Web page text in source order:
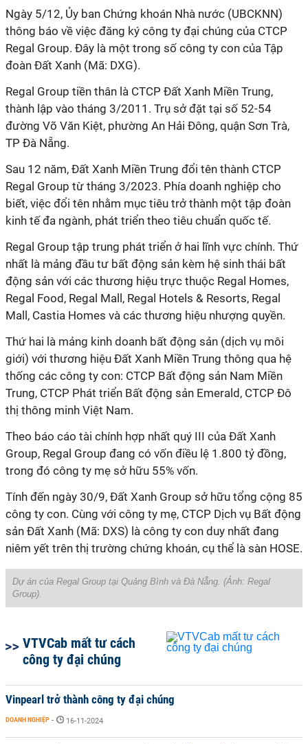
Ngày 5/12, Ủy ban Chứng khoán Nhà nước (UBCKNN)
thông báo về việc đăng ký công ty đại chúng của CTCP
Regal Group. Đây là một trong số công ty con của Tập
đoàn Đất Xanh (Mã: DXG).
Regal Group tiền thân là CTCP Đất Xanh Miền Trung,
thành lập vào tháng 3/2011. Trụ sở đặt tại số 52-54
đường Võ Văn Kiệt, phường An Hải Đông, quận Sơn Trà,
TP Đà Nẵng.
Sau 12 năm, Đất Xanh Miền Trung đổi tên thành CTCP
Regal Group từ tháng 3/2023. Phía doanh nghiệp cho
biết, việc đổi tên nhằm mục tiêu trở thành một tập đoàn
kinh tế đa ngành, phát triển theo tiêu chuẩn quốc tế.
Regal Group tập trung phát triển ở hai lĩnh vực chính. Thứ
nhất là mảng đầu tư bất động sản kèm hệ sinh thái bất
động sản với các thương hiệu trực thuộc Regal Homes,
Regal Food, Regal Mall, Regal Hotels & Resorts, Regal
Mall, Castia Homes và các thương hiệu nhượng quyền.
Thứ hai là mảng kinh doanh bất động sản (dịch vụ môi
giới) với thương hiệu Đất Xanh Miền Trung thông qua hệ
thống các công ty con: CTCP Bất động sản Nam Miền
Trung, CTCP Phát triển Bất động sản Emerald, CTCP Đô
thị thông minh Việt Nam.
Theo báo cáo tài chính hợp nhất quý III của Đất Xanh
Group, Regal Group đang có vốn điều lệ 1.800 tỷ đồng,
trong đó công ty mẹ sở hữu 55% vốn.
Tính đến ngày 30/9, Đất Xanh Group sở hữu tổng cộng 85
công ty con. Cùng với công ty mẹ, CTCP Dịch vụ Bất động
sản Đất Xanh (Mã: DXS) là công ty con duy nhất đang
niêm yết trên thị trường chứng khoán, cụ thể là sàn HOSE.
Dự án của Regal Group tại Quảng Bình và Đà Nẵng. (Ảnh: Regal
Group).
VTVCab mất tư cách
công ty đại chúng
Vinpearl trở thành công ty đại chúng
DOANH NGHIỆP - 16-11-2024